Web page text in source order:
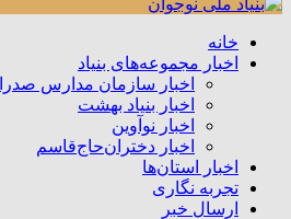
خانه
اخبار مجموعه‌های بنیاد
اخبار سازمان مدارس صدرا
اخبار بنیاد بهشت
اخبار نوآوین
اخبار دختران‌حاج‌قاسم
اخبار استان‌ها
تجربه نگاری
ارسال خبر